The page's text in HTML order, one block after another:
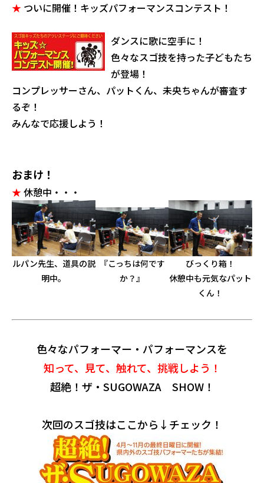
★ ついに開催！キッズパフォーマンスコンテスト！
ダンスに歌に空手に！
色々なスゴ技を持った子どもたち
が登場！
コンプレッサーさん、パットくん、未央ちゃんが審査す
るぞ！
みんなで応援しよう！
おまけ！
★ 休憩中・・・
ルパン先生、道具の説
明中。
『こっちは何です
か？』
びっくり箱！
休憩中も元気なパット
くん！
色々なパフォーマー・パフォーマンスを
知って、見て、触れて、挑戦しよう！
超絶！ザ・SUGOWAZA SHOW！
次回のスゴ技はここから↓チェック！